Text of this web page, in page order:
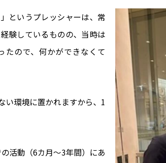
というプレッシャーは、常
験しているものの、当時は
たので、何かができなくて
い環境に置かれますから、1
活動（6カ月～3年間）にあ